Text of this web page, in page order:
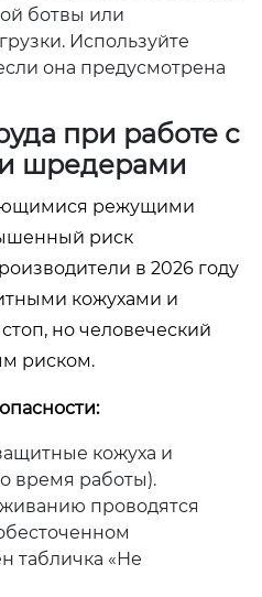
ботвы или
Используйте
она предусмотрена
при работе с
шредерами
режущими
риск
в 2026 году
кожухами и
но человеческий
риском.
кожуха и
время работы).
проводятся
табличка «Не